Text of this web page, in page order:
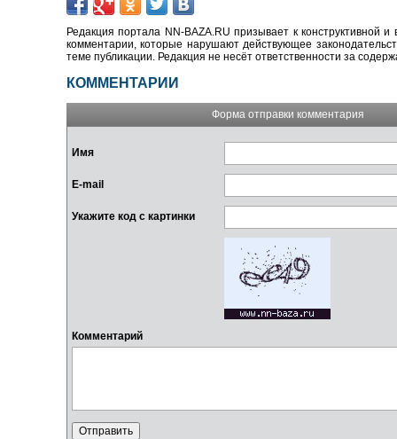
Редакция портала NN-BAZA.RU призывает к конструктивной
комментарии, которые нарушают действующее
теме публикации. Редакция не несёт ответственности за
КОММЕНТАРИИ
Форма отправки комментария
Имя
E-mail
Укажите код с картинки
Комментарий